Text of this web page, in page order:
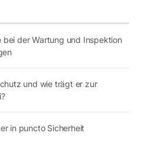
bei der Wartung und Inspektion
und wie trägt er zur
in puncto Sicherheit